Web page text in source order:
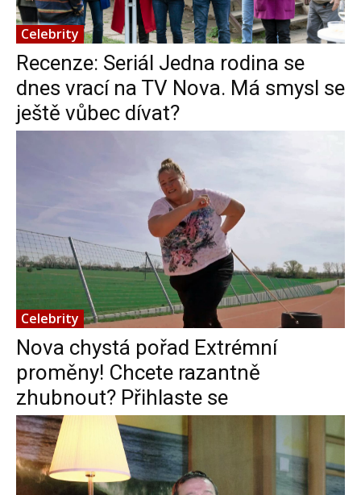
Celebrity
Recenze: Seriál Jedna rodina se
dnes vrací na TV Nova. Má smysl se
ještě vůbec dívat?
Celebrity
Nova chystá pořad Extrémní
proměny! Chcete razantně
zhubnout? Přihlaste se